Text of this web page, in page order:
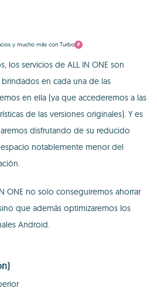
y mucho más con Turbo
los servicios de ALL IN ONE son
en cada una de las
en ella (ya que accederemos a las
de las versiones originales). Y es
disfrutando de su reducido
notablemente menor del
ONE no solo conseguiremos ahorrar
que además optimizaremos los
Android.